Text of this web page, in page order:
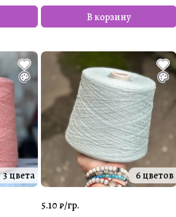
В корзину
3 цвета 6 цветов
5.10 ₽/гр.